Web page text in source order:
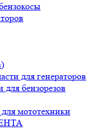
для генераторов
для бензорезов
для мототехники